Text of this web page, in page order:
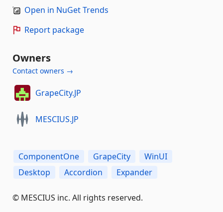
Open in NuGet Trends
Report package
Owners
Contact owners →
GrapeCity.JP
MESCIUS.JP
ComponentOne GrapeCity
WinUI
Desktop
Accordion Expander
©️ MESCIUS inc. All rights reserved.